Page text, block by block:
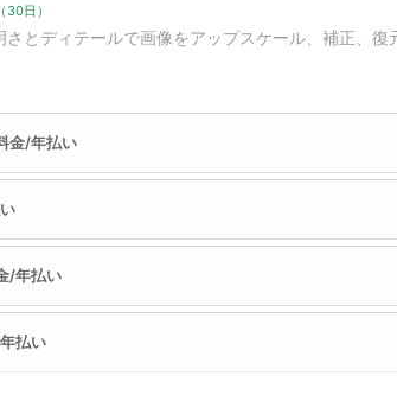
日）
さとディテールで画像をアップスケール、補正、復
金/年払い
/年払い
払い